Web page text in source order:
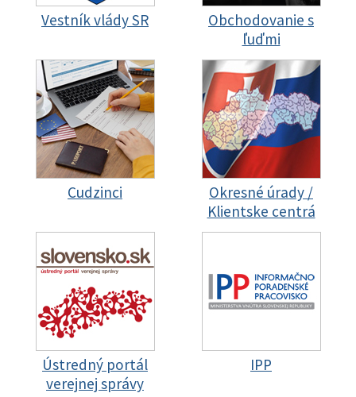
Vestník vlády SR
Obchodovanie s
ľuďmi
Cudzinci
Okresné úrady /
Klientske centrá
Ústredný portál
verejnej správy
IPP